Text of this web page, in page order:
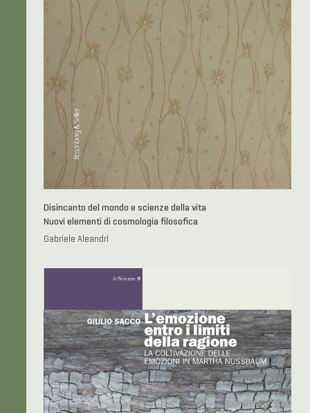
Disincanto del mondo e scienze della vita
Nuovi elementi di cosmologia filosofica
Gabriele Aleandri